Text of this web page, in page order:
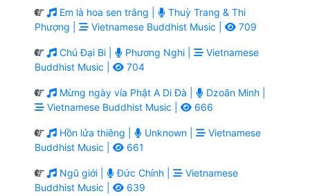
Em là hoa sen trắng |
Thuỳ Trang & Thi
Phượng |
Vietnamese Buddhist Music | 709
Chú Đại Bi | Phương Nghi |
Vietnamese
Buddhist Music |
704
Mừng ngày vía Phật A Di Đà |
Dzoãn Minh |
Vietnamese Buddhist Music |
666
Hồn lửa thiêng | Unknown |
Vietnamese
Buddhist Music |
661
Ngũ giới | Đức Chính |
Vietnamese
Buddhist Music |
639